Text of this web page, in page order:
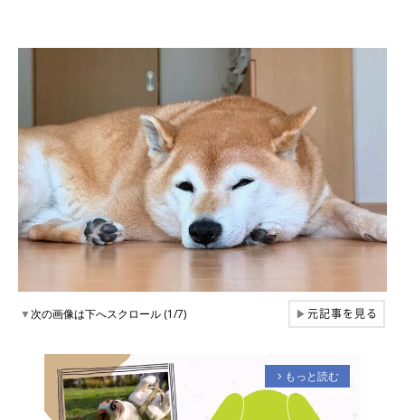
▼次の画像は下へスクロール (1/7) ▶元記事を見る
arrow_forward_ios もっと読む